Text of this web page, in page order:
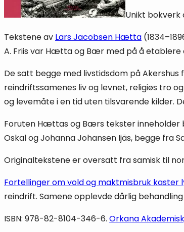
Unikt
Tekstene av Lars Jacobsen Hætta
A. Friis var Hætta og Bær med på å
De satt begge med livstidsdom på
reindriftssamenes liv og levnet, religiøs tro
og levemåte i en tid uten tilsvarende kilder.
Foruten Hættas og Bærs tekster inneholder
Oskal og Johanna Johansen Ijäs, begge fra
Originaltekstene er oversatt fra samisk til
Fortellinger om vold og maktmisbruk
reindrift. Samene opplevde dårlig
ISBN: 978-82-8104-346-6. Orkana